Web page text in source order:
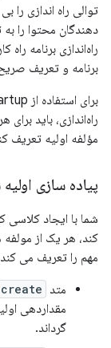
توالی راه اندازی را
دهندگان محتوا را
راه‌اندازی برنامه
برنامه و تعریف
راه‌اندازی، باید
مؤلفه اولیه تعریف
پیاده سازی
شما با ایجاد
کند، هر یک از
مهم را تعریف می
متد create()
مقداردهی
گرداند.